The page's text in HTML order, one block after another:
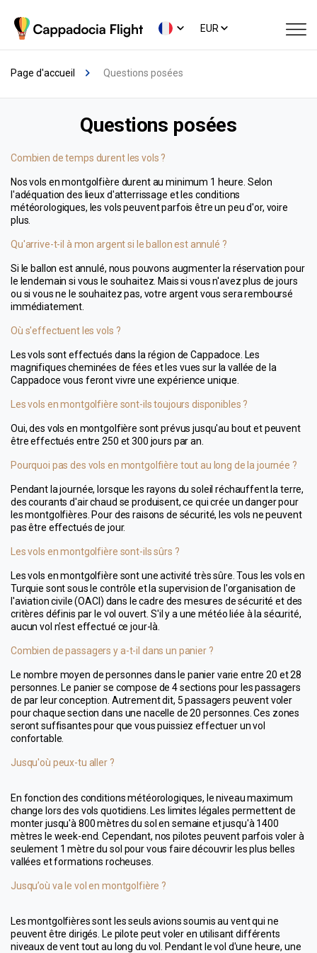
EUR
Page d'accueil Questions posées
Questions posées
Combien de temps durent les vols ?
Nos vols en montgolfière durent au minimum 1 heure. Selon
l'adéquation des lieux d'atterrissage et les conditions
météorologiques, les vols peuvent parfois être un peu d'or, voire
plus.
Qu'arrive-t-il à mon argent si le ballon est annulé ?
Si le ballon est annulé, nous pouvons augmenter la réservation pour
le lendemain si vous le souhaitez. Mais si vous n'avez plus de jours
ou si vous ne le souhaitez pas, votre argent vous sera remboursé
immédiatement.
Où s'effectuent les vols ?
Les vols sont effectués dans la région de Cappadoce. Les
magnifiques cheminées de fées et les vues sur la vallée de la
Cappadoce vous feront vivre une expérience unique.
Les vols en montgolfière sont-ils toujours disponibles ?
Oui, des vols en montgolfière sont prévus jusqu'au bout et peuvent
être effectués entre 250 et 300 jours par an.
Pourquoi pas des vols en montgolfière tout au long de la journée ?
Pendant la journée, lorsque les rayons du soleil réchauffent la terre,
des courants d'air chaud se produisent, ce qui crée un danger pour
les montgolfières. Pour des raisons de sécurité, les vols ne peuvent
pas être effectués de jour.
Les vols en montgolfière sont-ils sûrs ?
Les vols en montgolfière sont une activité très sûre. Tous les vols en
Turquie sont sous le contrôle et la supervision de l'organisation de
l'aviation civile (OACI) dans le cadre des mesures de sécurité et des
critères définis par le vol ouvert. S'il y a une météo liée à la sécurité,
aucun vol n'est effectué ce jour-là.
Combien de passagers y a-t-il dans un panier ?
Le nombre moyen de personnes dans le panier varie entre 20 et 28
personnes. Le panier se compose de 4 sections pour les passagers
de par leur conception. Autrement dit, 5 passagers peuvent voler
pour chaque section dans une nacelle de 20 personnes. Ces zones
seront suffisantes pour que vous puissiez effectuer un vol
confortable.
Jusqu'où peux-tu aller ?
En fonction des conditions météorologiques, le niveau maximum
change lors des vols quotidiens. Les limites légales permettent de
monter jusqu'à 800 mètres du sol en semaine et jusqu'à 1400
mètres le week-end. Cependant, nos pilotes peuvent parfois voler à
seulement 1 mètre du sol pour vous faire découvrir les plus belles
vallées et formations rocheuses.
Jusqu’où va le vol en montgolfière ?
Les montgolfières sont les seuls avions soumis au vent qui ne
peuvent être dirigés. Le pilote peut voler en utilisant différents
niveaux de vent tout au long du vol. Pendant le vol d'une heure, une